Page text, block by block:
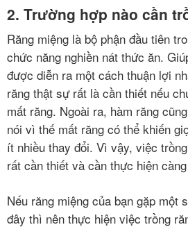
2. Trường hợp nào cần
Răng miệng là bộ phận đầu tiên
chức năng nghiền nát thức ăn.
được diễn ra một cách thuận lợi
răng thật sự rất là cần thiết nếu
mất răng. Ngoài ra, hàm răng
nói vì thế mất răng có thể khiến
ít nhiều thay đổi. Vì vậy, việc
rất cần thiết và cần thực hiện
Nếu răng miệng của bạn gặp một
đây thì nên thực hiện việc trồng